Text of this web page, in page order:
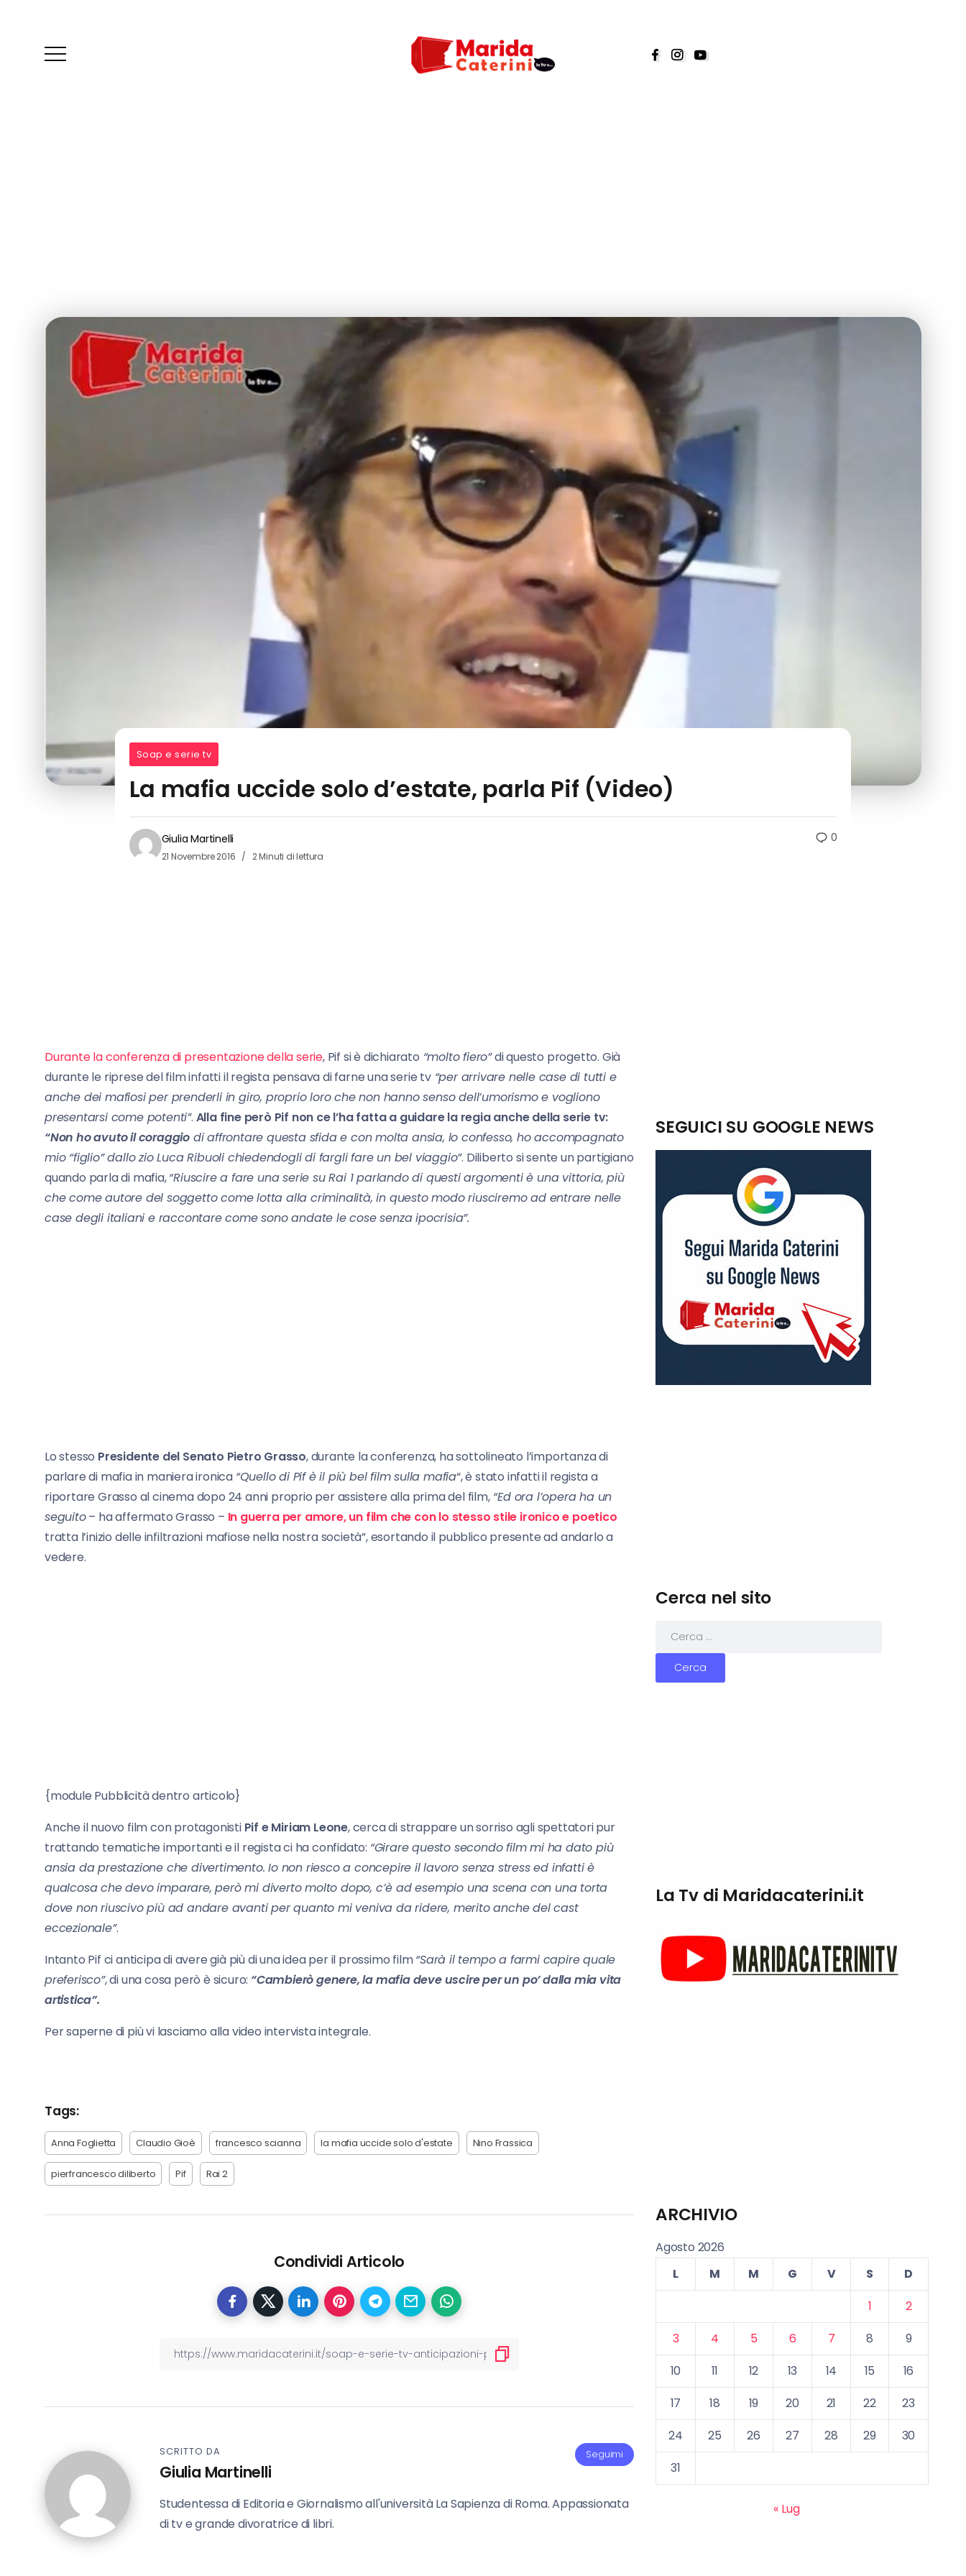
Soap e serie tv
La mafia uccide solo d’estate, parla Pif (Video)
Giulia Martinelli
21 Novembre 2016 2 Minuti di lettura
0
Durante la conferenza di presentazione della serie, Pif si è dichiarato “molto fiero”di questo progetto. Già
durante le riprese del film infatti il regista pensava di farne una serie tv“per arrivare nelle case di tutti e
anche dei mafiosi per prenderli in giro, proprio loro che non hanno senso dell’umorismo e vogliono
presentarsi come potenti”. Alla fine però Pif non ce l’ha fatta a guidare la regia anche della serie tv:
“Non ho avuto il coraggio di affrontare questa sfida e con molta ansia, lo confesso, ho accompagnato
mio “figlio” dallo zio Luca Ribuoli chiedendogli di fargli fare un bel viaggio”. Diliberto si sente un partigiano
quando parla di mafia,“Riuscire a fare una serie su Rai 1 parlando di questi argomenti è una vittoria, più
che come autore del soggetto come lotta alla criminalità, in questo modo riusciremo ad entrare nelle
case degli italiani e raccontare come sono andate le cose senza ipocrisia”.
Lo stesso Presidente del Senato Pietro Grasso, durante la conferenza, ha sottolineato l’importanza di
parlare di mafia in maniera ironica “Quello di Pif è il più bel film sulla mafia“, è stato infatti il regista a
riportare Grasso al cinema dopo 24 anni proprio per assistere alla prima del film,“Ed ora l’opera ha un
seguito– ha affermato Grasso – In guerra per amore, un film che con lo stesso stile ironico e poetico
tratta l’inizio delle infiltrazioni mafiose nella nostra società”, esortando il pubblico presente ad andarlo a
vedere.
{module Pubblicità dentro articolo}
Anche il nuovo film con protagonisti Pif e Miriam Leone, cerca di strappare un sorriso agli spettatori pur
trattando tematiche importanti e il regista ci ha confidato: “Girare questo secondo film mi ha dato più
ansia da prestazione che divertimento. Io non riesco a concepire il lavoro senza stress ed infatti è
qualcosa che devo imparare, però mi diverto molto dopo, c’è ad esempio una scena con una torta
dove non riuscivo più ad andare avanti per quanto mi veniva da ridere, merito anche del cast
eccezionale”.
Intanto Pif ci anticipa di avere già più di una idea per il prossimo film“Sarà il tempo a farmi capire quale
preferisco”, di una cosa però è sicuro: “Cambierò genere, la mafia deve uscire per un po’ dalla mia vita
artistica”.
Per saperne di più vi lasciamo alla video intervista integrale.
Tags:
Anna Foglietta Claudio Gioè francesco scianna la mafia uccide solo d'estate Nino Frassica
pierfrancesco diliberto Pif Rai 2
Condividi Articolo
Seguimi
SCRITTO DA
Giulia Martinelli
Studentessa di Editoria e Giornalismo all'università La Sapienza di Roma. Appassionata
di tv e grande divoratrice di libri.
SEGUICI SU GOOGLE NEWS
Cerca nel sito
La Tv di Maridacaterini.it
ARCHIVIO
Agosto 2026
L
M M G V S
D
1
2
3
4 5 6 7 8
9
10
11 12 13 14 15
16
17
18 19 20 21 22
23
24
25 26 27 28 29
30
31
« Lug